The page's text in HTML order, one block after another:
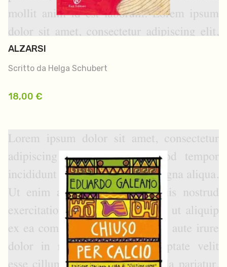
ALZARSI
Scritto da Helga Schubert
18,00 €